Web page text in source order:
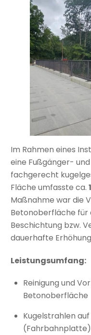
Im Rahmen eines
eine Fußgänger-
fachgerecht
Fläche umfasste ca.
Maßnahme war die
Betonoberfläche für
Beschichtung bzw.
dauerhafte
Leistungsumfang:
Reinigung und
Betonoberfläche
Kugelstrahlen
(Fahrbahnplatte)